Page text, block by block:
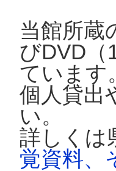
当館所蔵
びDVD（
ています
個人貸出
い。
詳しくは
覚資料、